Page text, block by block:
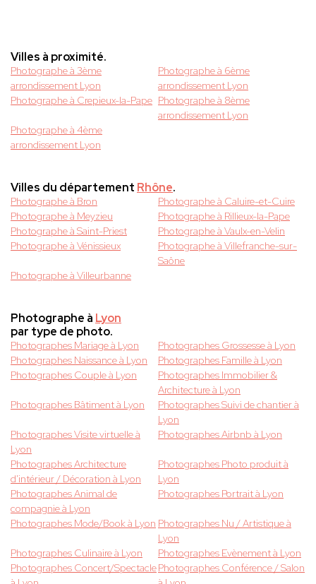
Villes à proximité.
Photographe à 3ème
arrondissement Lyon
Photographe à 6ème
arrondissement Lyon
Photographe à Crepieux-la-Pape Photographe à 8ème
arrondissement Lyon
Photographe à 4ème
arrondissement Lyon
Villes du département Rhône.
Photographe à Bron
Photographe à Caluire-et-Cuire
Photographe à Meyzieu
Photographe à Rillieux-la-Pape
Photographe à Saint-Priest
Photographe à Vaulx-en-Velin
Photographe à Vénissieux
Photographe à Villefranche-sur-
Saône
Photographe à Villeurbanne
Photographe à Lyon
par type de photo.
Photographes Mariage à Lyon
Photographes Grossesse à Lyon
Photographes Naissance à Lyon
Photographes Famille à Lyon
Photographes Couple à Lyon
Photographes Immobilier &
Architecture à Lyon
Photographes Bâtiment à Lyon
Photographes Suivi de chantier à
Lyon
Photographes Visite virtuelle à
Lyon
Photographes Airbnb à Lyon
Photographes Architecture
d'intérieur / Décoration à Lyon
Photographes Photo produit à
Lyon
Photographes Animal de
compagnie à Lyon
Photographes Portrait à Lyon
Photographes Mode/Book à Lyon Photographes Nu / Artistique à
Lyon
Photographes Culinaire à Lyon
Photographes Evènement à Lyon
Photographes Concert/SpectaclePhotographes Conférence / Salon